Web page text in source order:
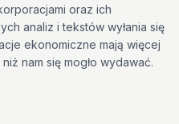
oraz ich
analiz i tekstów wyłania się
ekonomiczne mają więcej
nam się mogło wydawać.